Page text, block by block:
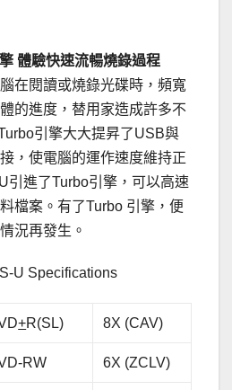
體驗快速流暢燒錄過程
在閱讀或燒錄光碟時，頻寬
的進度，替用家造成許多不
引擎大大提昇了USB與
，使電腦的運作速度維持正
引進了Turbo引擎，可以高速
檔案。有了Turbo 引擎，便
況再發生。
U Specifications
+R(SL) 8X (CAV)
RW 6X (ZCLV)